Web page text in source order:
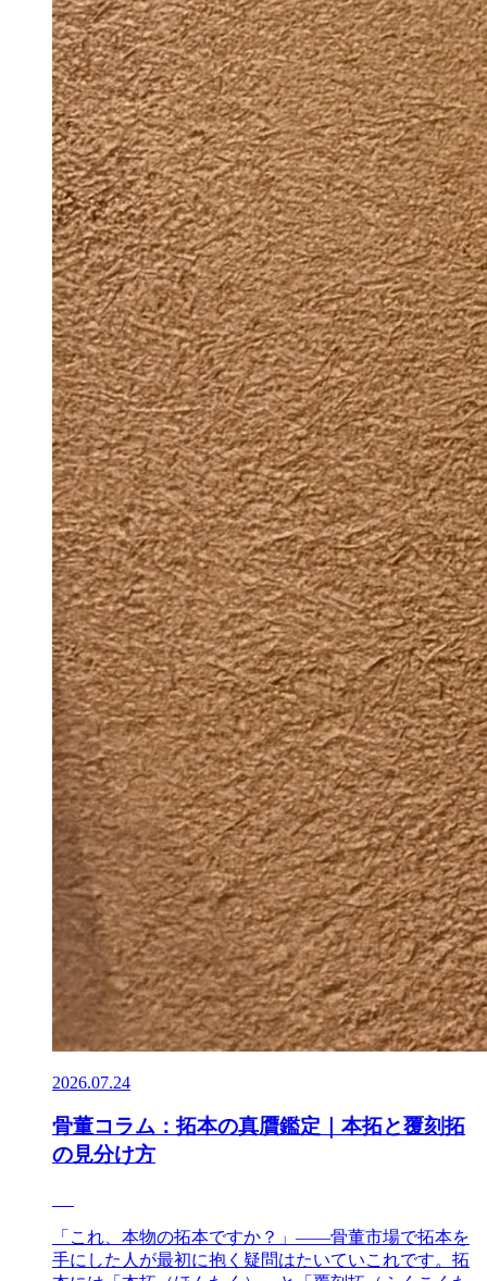
2026.07.24
骨董コラム：拓本の真贋鑑定｜本拓と覆刻拓
の見分け方
「これ、本物の拓本ですか？」——骨董市場で拓本を
手にした人が最初に抱く疑問はたいていこれです。拓